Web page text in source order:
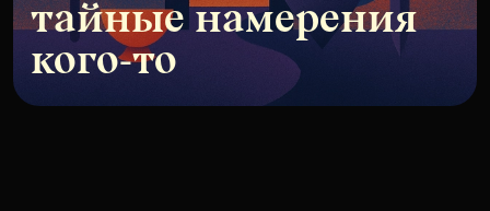
тайные намерения
кого-то